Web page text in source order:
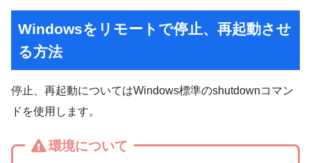
Windowsをリモートで停止、再起動させ
る方法
停止、再起動についてはWindows標準のshutdownコマン
ドを使用します。
環境について